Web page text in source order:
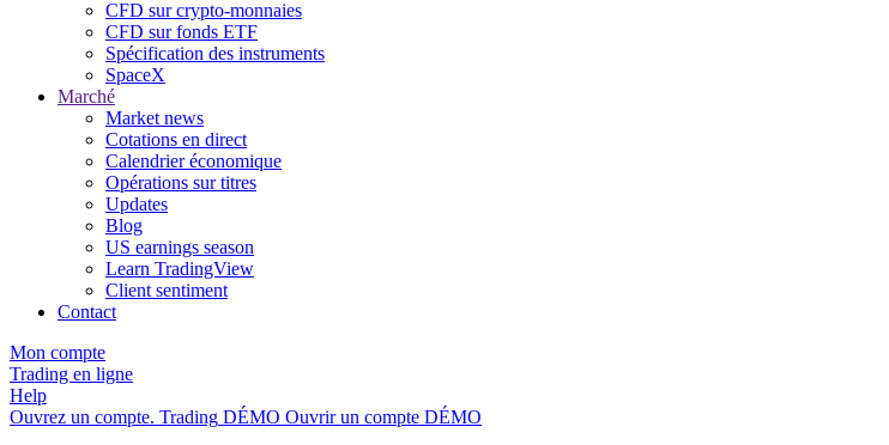
CFD sur crypto-monnaies
CFD sur fonds ETF
Spécification des instruments
SpaceX
Marché
Market news
Cotations en direct
Calendrier économique
Opérations sur titres
Updates
Blog
US earnings season
Learn TradingView
Client sentiment
Contact
Mon compte
Trading en ligne
Help
Ouvrez un compte. Trading DÉMO Ouvrir un compte DÉMO